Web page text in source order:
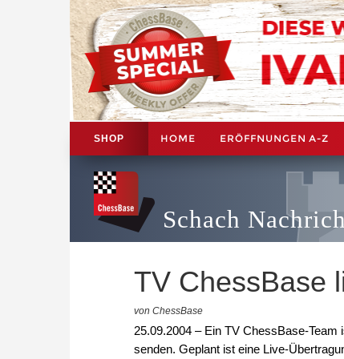
SHOP HOME ERÖFFNUNGEN A-Z
Schach
TV ChessBase
von ChessBase
25.09.2004 – Ein TV ChessBase-
senden. Geplant ist eine Live-